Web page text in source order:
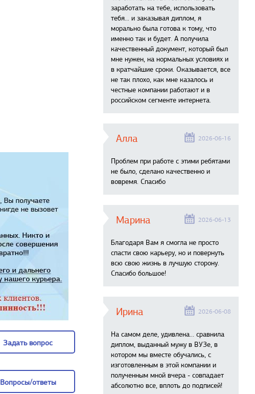
Задать вопрос
Вопросы/ответы
заработать на тебе, использовать
тебя... и заказывая диплом, я
морально была готова к тому, что
именно так и будет. А получила
качественный документ, который был
мне нужен, на нормальных условиях и
в кратчайшие сроки. Оказывается, все
не так плохо, как мне казалось и
честные компании работают и в
российском сегменте интернета.
Алла 2026-06-16
Проблем при работе с этими ребятами
не было, сделано качественно и
вовремя. Спасибо
Марина 2026-06-13
Благодаря Вам я смогла не просто
спасти свою карьеру, но и повернуть
всю свою жизнь в лучшую сторону.
Спасибо большое!
Ирина 2026-06-08
На самом деле, удивлена… сравнила
диплом, выданный мужу в ВУЗе, в
котором мы вместе обучались, с
изготовленным в этой компании и
полученным мной вчера - совпадает
абсолютно все, вплоть до подписей!